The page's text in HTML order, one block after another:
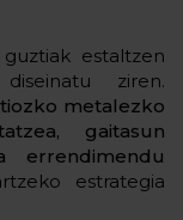
estaltzen
ziren.
metalezko
gaitasun
errendimendu
estrategia